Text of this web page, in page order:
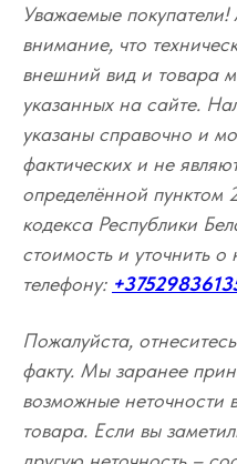
Уважаемые
внимание, что
внешний вид и товара
указанных на сайте.
указаны справочно и
фактических и не
определённой пунктом
кодекса Республики
стоимость и уточнить
телефону:
Пожалуйста,
факту. Мы заранее
возможные неточности
товара. Если вы